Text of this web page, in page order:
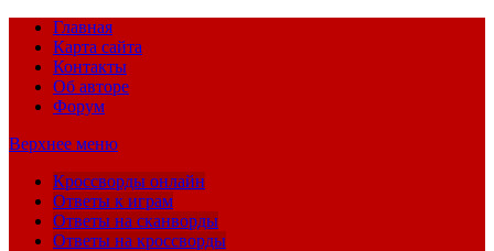
Главная
Карта сайта
Контакты
Об авторе
Форум
Верхнее меню
Кроссворды онлайн
Ответы к играм
Ответы на сканворды
Ответы на кроссворды